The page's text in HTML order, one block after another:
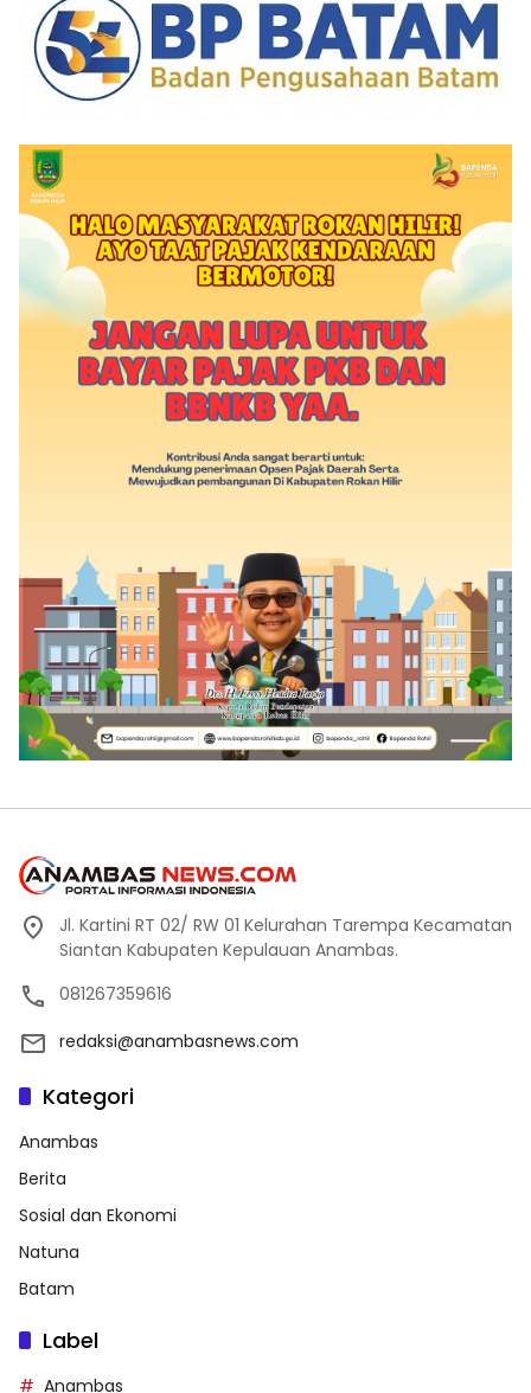
Jl. Kartini RT 02/ RW 01 Kelurahan Tarempa Kecamatan
Siantan Kabupaten Kepulauan Anambas.
081267359616
redaksi@anambasnews.com
Kategori
Anambas
Berita
Sosial dan Ekonomi
Natuna
Batam
Label
Anambas